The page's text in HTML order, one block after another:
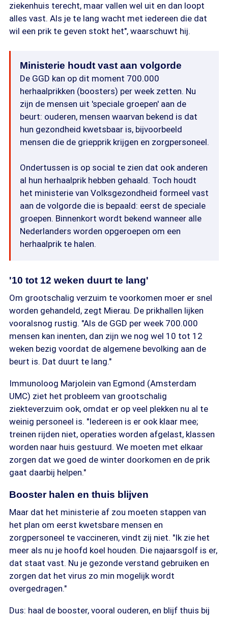
ziekenhuis terecht, maar vallen wel uit en dan loopt
alles vast. Als je te lang wacht met iedereen die dat
wil een prik te geven stokt het", waarschuwt hij.
Ministerie houdt vast aan volgorde
De GGD kan op dit moment 700.000
herhaalprikken (boosters) per week zetten. Nu
zijn de mensen uit 'speciale groepen' aan de
beurt: ouderen, mensen waarvan bekend is dat
hun gezondheid kwetsbaar is, bijvoorbeeld
mensen die de griepprik krijgen en zorgpersoneel.
Ondertussen is op social te zien dat ook anderen
al hun herhaalprik hebben gehaald. Toch houdt
het ministerie van Volksgezondheid formeel vast
aan de volgorde die is bepaald: eerst de speciale
groepen. Binnenkort wordt bekend wanneer alle
Nederlanders worden opgeroepen om een
herhaalprik te halen.
'10 tot 12 weken duurt te lang'
Om grootschalig verzuim te voorkomen moer er snel
worden gehandeld, zegt Mierau. De prikhallen lijken
vooralsnog rustig. "Als de GGD per week 700.000
mensen kan inenten, dan zijn we nog wel 10 tot 12
weken bezig voordat de algemene bevolking aan de
beurt is. Dat duurt te lang."
Immunoloog Marjolein van Egmond (Amsterdam
UMC) ziet het probleem van grootschalig
ziekteverzuim ook, omdat er op veel plekken nu al te
weinig personeel is. "Iedereen is er ook klaar mee;
treinen rijden niet, operaties worden afgelast, klassen
worden naar huis gestuurd. We moeten met elkaar
zorgen dat we goed de winter doorkomen en de prik
gaat daarbij helpen."
Booster halen en thuis blijven
Maar dat het ministerie af zou moeten stappen van
het plan om eerst kwetsbare mensen en
zorgpersoneel te vaccineren, vindt zij niet. "Ik zie het
meer als nu je hoofd koel houden. Die najaarsgolf is er,
dat staat vast. Nu je gezonde verstand gebruiken en
zorgen dat het virus zo min mogelijk wordt
overgedragen."
Dus: haal de booster, vooral ouderen, en blijf thuis bij